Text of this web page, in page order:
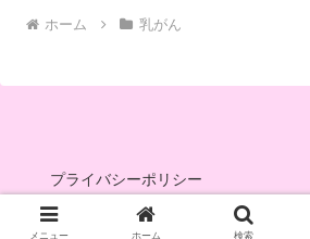
ホーム 乳がん
プライバシーポリシー
© 2013 Pink＆Peach.
メニュー ホーム 検索